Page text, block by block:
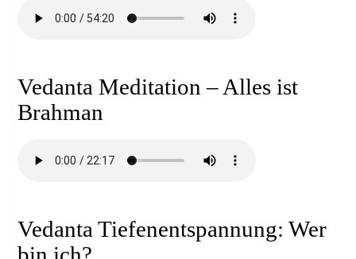
Vedanta Meditation – Alles ist
Brahman
Vedanta Tiefenentspannung: Wer